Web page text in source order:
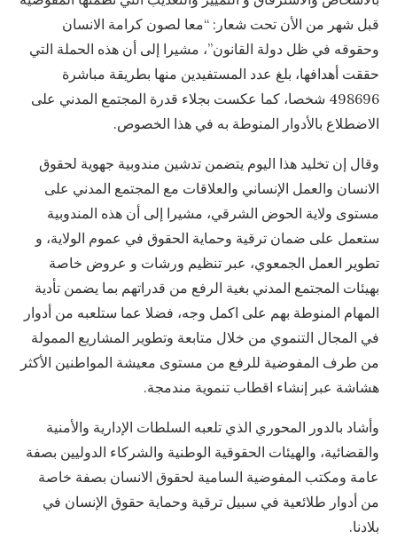
قبل شهر من الأن تحت شعار: “معا لصون كرامة الانسان
وحقوقه في ظل دولة القانون”، مشيرا إلى أن هذه الحملة التي
حققت أهدافها، بلغ عدد المستفيدين منها بطريقة مباشرة
498696 شخصا، كما عكست بجلاء قدرة المجتمع المدني على
الاضطلاع بالأدوار المنوطة به في هذا الخصوص.
وقال إن تخليد هذا اليوم يتضمن تدشين مندوبية جهوية لحقوق
الانسان والعمل الإنساني والعلاقات مع المجتمع المدني على
مستوى ولاية الحوض الشرقي، مشيرا إلى أن هذه المندوبية
ستعمل على ضمان ترقية وحماية الحقوق في عموم الولاية، و
تطوير العمل الجمعوي، عبر تنظيم ورشات و عروض خاصة
بهيئات المجتمع المدني بغية الرفع من قدراتهم بما يضمن تأدية
المهام المنوطة بهم على اكمل وجه، فضلا عما ستلعبه من أدوار
في المجال التنموي من خلال متابعة وتطوير المشاريع الممولة
من طرف المفوضية للرفع من مستوى معيشة المواطنين الأكثر
هشاشة عبر إنشاء اقطاب تنموية مندمجة.
وأشاد بالدور المحوري الذي تلعبه السلطات الإدارية والأمنية
والقضائية، والهيئات الحقوقية الوطنية والشركاء الدوليين بصفة
عامة ومكتب المفوضية السامية لحقوق الانسان بصفة خاصة
من أدوار طلائعية في سبيل ترقية وحماية حقوق الإنسان في
بلادنا.